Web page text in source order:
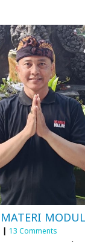
| 13 Comments